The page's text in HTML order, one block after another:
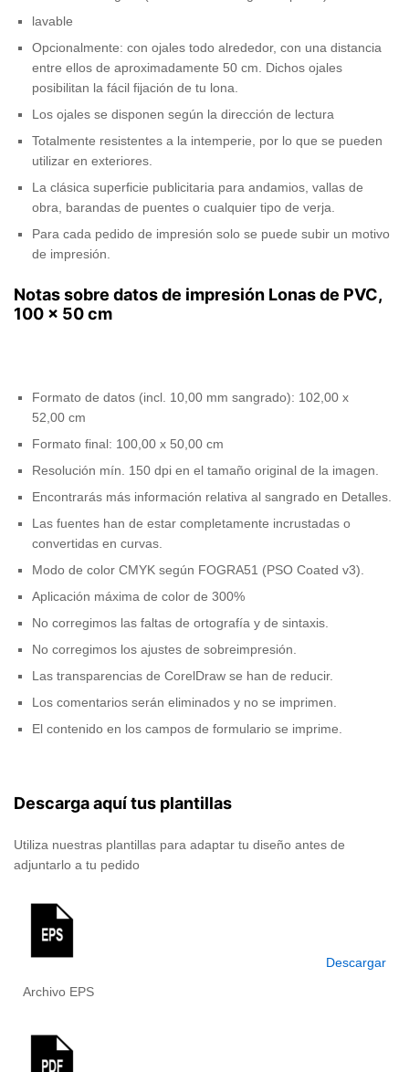
lavable
Opcionalmente: con ojales todo alrededor, con una distancia
entre ellos de aproximadamente 50 cm. Dichos ojales
posibilitan la fácil fijación de tu lona.
Los ojales se disponen según la dirección de lectura
Totalmente resistentes a la intemperie, por lo que se pueden
utilizar en exteriores.
La clásica superficie publicitaria para andamios, vallas de
obra, barandas de puentes o cualquier tipo de verja.
Para cada pedido de impresión solo se puede subir un motivo
de impresión.
Notas sobre datos de impresión Lonas de PVC,
100 x 50 cm
Formato de datos (incl. 10,00 mm sangrado): 102,00 x
52,00 cm
Formato final: 100,00 x 50,00 cm
Resolución mín. 150 dpi en el tamaño original de la imagen.
Encontrarás más información relativa al sangrado en Detalles.
Las fuentes han de estar completamente incrustadas o
convertidas en curvas.
Modo de color CMYK según FOGRA51 (PSO Coated v3).
Aplicación máxima de color de 300%
No corregimos las faltas de ortografía y de sintaxis.
No corregimos los ajustes de sobreimpresión.
Las transparencias de CorelDraw se han de reducir.
Los comentarios serán eliminados y no se imprimen.
El contenido en los campos de formulario se imprime.
Descarga aquí tus plantillas
Utiliza nuestras plantillas para adaptar tu diseño antes de
adjuntarlo a tu pedido
Archivo EPS
Descargar